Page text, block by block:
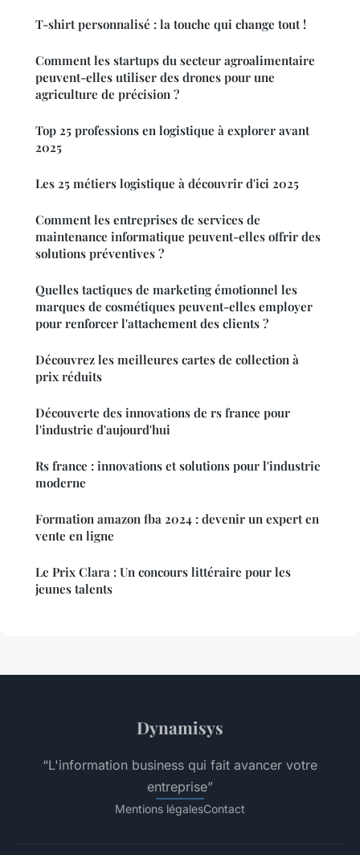
T-shirt personnalisé : la touche qui change tout !
Comment les startups du secteur agroalimentaire
peuvent-elles utiliser des drones pour une
agriculture de précision ?
Top 25 professions en logistique à explorer avant
2025
Les 25 métiers logistique à découvrir d'ici 2025
Comment les entreprises de services de
maintenance informatique peuvent-elles offrir des
solutions préventives ?
Quelles tactiques de marketing émotionnel les
marques de cosmétiques peuvent-elles employer
pour renforcer l'attachement des clients ?
Découvrez les meilleures cartes de collection à
prix réduits
Découverte des innovations de rs france pour
l'industrie d'aujourd'hui
Rs france : innovations et solutions pour l'industrie
moderne
Formation amazon fba 2024 : devenir un expert en
vente en ligne
Le Prix Clara : Un concours littéraire pour les
jeunes talents
Dynamisys
“L'information business qui fait avancer votre
entreprise”
Mentions légalesContact